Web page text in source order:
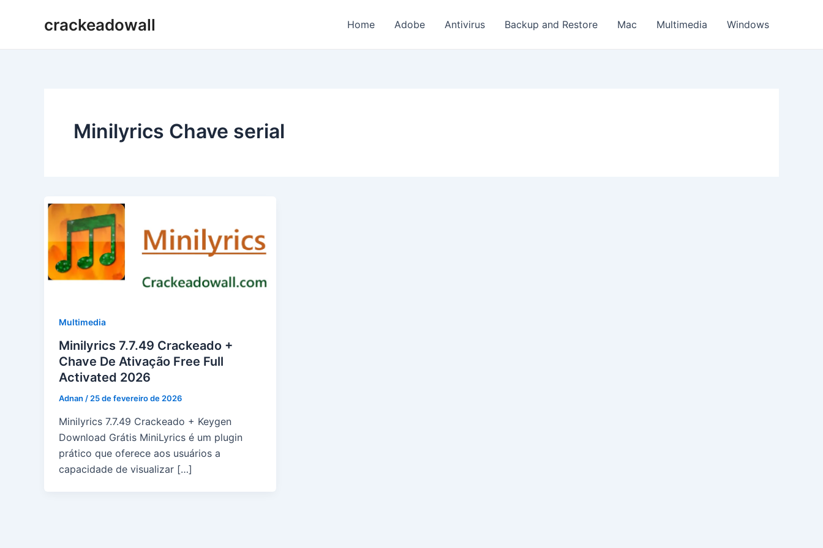
crackeadowall Home Adobe Antivirus Backup and Restore Mac Multimedia Windows
Minilyrics Chave serial
Multimedia
Minilyrics 7.7.49 Crackeado +
Chave De Ativação Free Full
Activated 2026
Adnan / 25 de fevereiro de 2026
Minilyrics 7.7.49 Crackeado + Keygen
Download Grátis MiniLyrics é um plugin
prático que oferece aos usuários a
capacidade de visualizar […]